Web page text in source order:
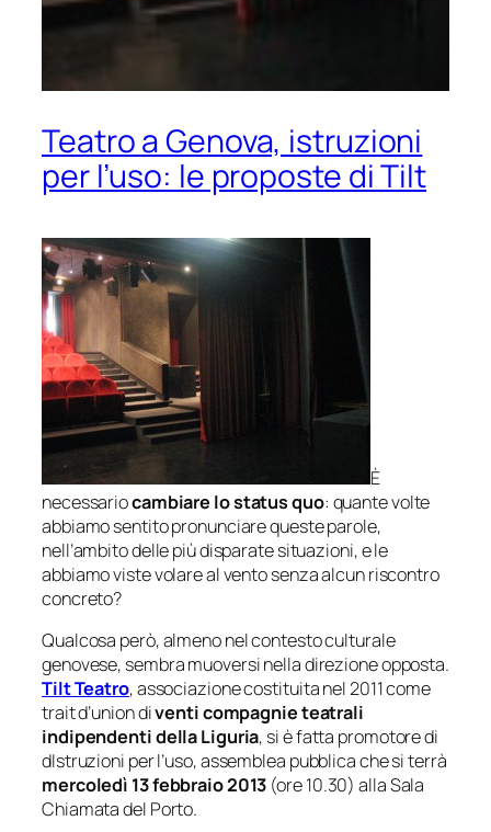
Teatro a Genova, istruzioni
per l’uso: le proposte di Tilt
È
necessariocambiare lo status quo: quante volte
abbiamo sentito pronunciare queste parole,
nell’ambito delle più disparate situazioni, e le
abbiamo viste volare al vento senza alcun riscontro
concreto?
Qualcosa però, almeno nel contesto culturale
genovese, sembra muoversi nella direzione opposta.
Tilt Teatro, associazione costituita nel 2011 come
trait d’uniondiventi compagnie teatrali
indipendenti della Liguria, si è fatta promotore di
dIstruzioni perl’uso,assemblea pubblica che si terrà
mercoledì 13 febbraio 2013 (ore 10.30) alla Sala
Chiamata del Porto.